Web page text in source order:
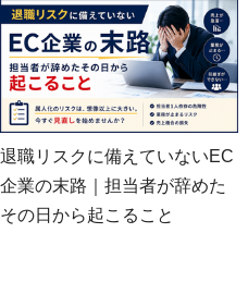
退職リスクに備えていないEC
企業の末路｜担当者が辞めた
その日から起こること